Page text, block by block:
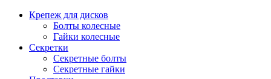
Крепеж для дисков
Болты колесные
Гайки колесные
Секретки
Секретные болты
Секретные гайки